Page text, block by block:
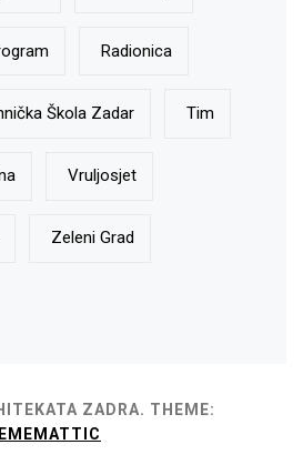
Radionica
Škola Zadar Tim
Vruljosjet
Zeleni Grad
ZADRA. THEME: